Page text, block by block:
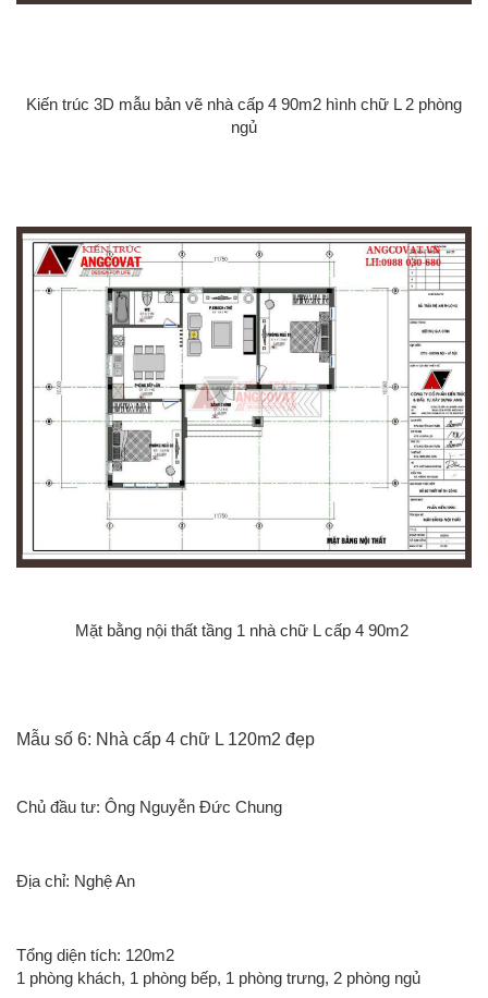
Kiến trúc 3D mẫu bản vẽ nhà cấp 4 90m2 hình chữ L 2 phòng
ngủ
Mặt bằng nội thất tầng 1 nhà chữ L cấp 4 90m2
Mẫu số 6: Nhà cấp 4 chữ L 120m2 đẹp
Chủ đầu tư: Ông Nguyễn Đức Chung
Địa chỉ: Nghệ An
Tổng diện tích: 120m2
1 phòng khách, 1 phòng bếp, 1 phòng trưng, 2 phòng ngủ